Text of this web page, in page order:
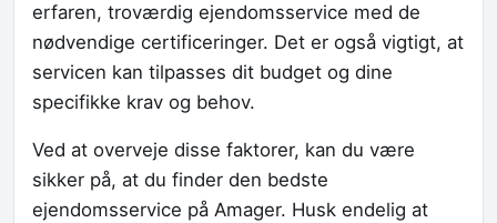
erfaren, troværdig ejendomsservice med de
nødvendige certificeringer. Det er også vigtigt, at
servicen kan tilpasses dit budget og dine
specifikke krav og behov.
Ved at overveje disse faktorer, kan du være
sikker på, at du finder den bedste
ejendomsservice på Amager. Husk endelig at